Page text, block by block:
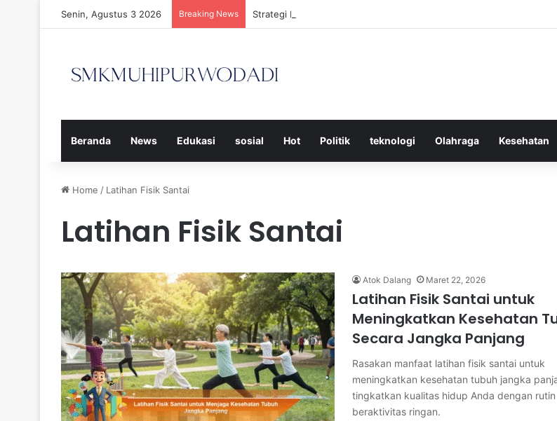
Senin, Agustus 3 2026 Breaking News Strategi Efektif Menggunakan Media Sosial untuk Menghemat Waktu
Beranda News Edukasi sosial Hot Politik teknologi Olahraga Kesehatan
Home / Latihan Fisik Santai
Latihan Fisik Santai
Atok Dalang Maret 22, 2026
Latihan Fisik Santai untuk
Meningkatkan Kesehatan
Secara Jangka Panjang
Rasakan manfaat latihan fisik santai untuk
meningkatkan kesehatan tubuh jangka
tingkatkan kualitas hidup Anda dengan rutin
beraktivitas ringan.